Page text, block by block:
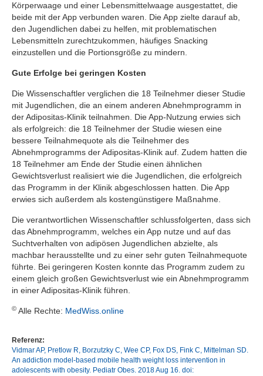
Körperwaage und einer Lebensmittelwaage ausgestattet, die
beide mit der App verbunden waren. Die App zielte darauf ab,
den Jugendlichen dabei zu helfen, mit problematischen
Lebensmitteln zurechtzukommen, häufiges Snacking
einzustellen und die Portionsgröße zu mindern.
Gute Erfolge bei geringen Kosten
Die Wissenschaftler verglichen die 18 Teilnehmer dieser Studie
mit Jugendlichen, die an einem anderen Abnehmprogramm in
der Adipositas-Klinik teilnahmen. Die App-Nutzung erwies sich
als erfolgreich: die 18 Teilnehmer der Studie wiesen eine
bessere Teilnahmequote als die Teilnehmer des
Abnehmprogramms der Adipositas-Klinik auf. Zudem hatten die
18 Teilnehmer am Ende der Studie einen ähnlichen
Gewichtsverlust realisiert wie die Jugendlichen, die erfolgreich
das Programm in der Klinik abgeschlossen hatten. Die App
erwies sich außerdem als kostengünstigere Maßnahme.
Die verantwortlichen Wissenschaftler schlussfolgerten, dass sich
das Abnehmprogramm, welches ein App nutze und auf das
Suchtverhalten von adipösen Jugendlichen abzielte, als
machbar herausstellte und zu einer sehr guten Teilnahmequote
führte. Bei geringeren Kosten konnte das Programm zudem zu
einem gleich großen Gewichtsverlust wie ein Abnehmprogramm
in einer Adipositas-Klinik führen.
© Alle Rechte: MedWiss.online
Referenz:
Vidmar AP, Pretlow R, Borzutzky C, Wee CP, Fox DS, Fink C, Mittelman SD.
An addiction model-based mobile health weight loss intervention in
adolescents with obesity. Pediatr Obes. 2018 Aug 16. doi: